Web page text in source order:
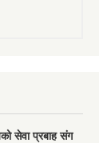
सेवा प्रबाह संग